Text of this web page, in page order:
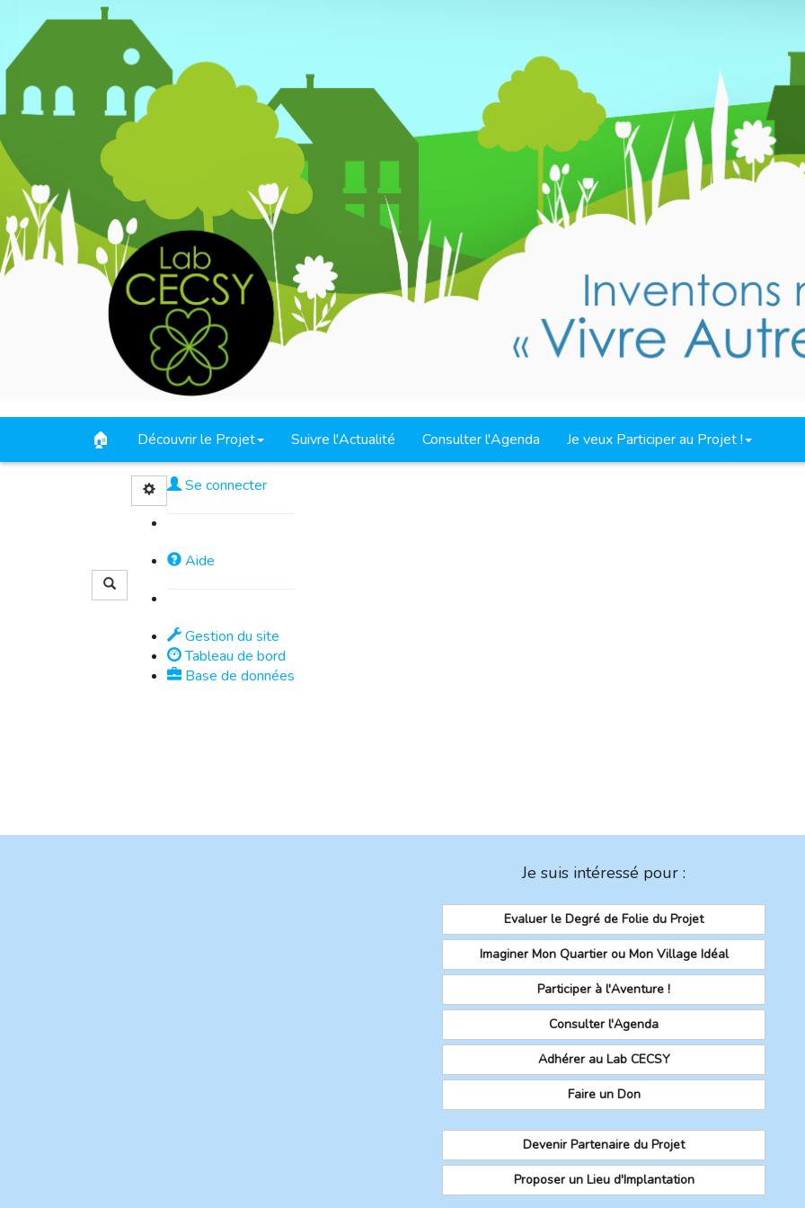
🏠 Découvrir le Projet Suivre l'Actualité Consulter l'Agenda Je veux Participer au Projet !
Se connecter
Aide
Gestion du site
Tableau de bord
Base de données
Je suis intéressé pour :
Evaluer le Degré de Folie du Projet
Imaginer Mon Quartier ou Mon Village Idéal
Participer à l'Aventure !
Consulter l'Agenda
Adhérer au Lab CECSY
Faire un Don
Devenir Partenaire du Projet
Proposer un Lieu d'Implantation